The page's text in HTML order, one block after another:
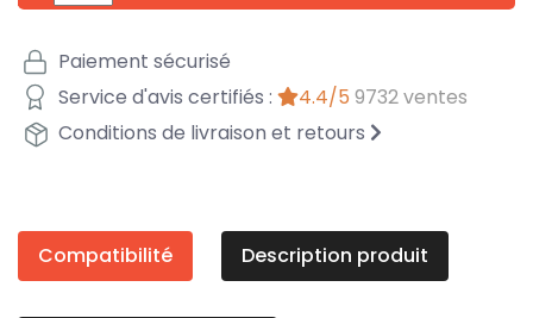
Paiement sécurisé
Service d'avis certifiés :
4.4/5 9732 ventes
Conditions de livraison et retours
Compatibilité Description produit